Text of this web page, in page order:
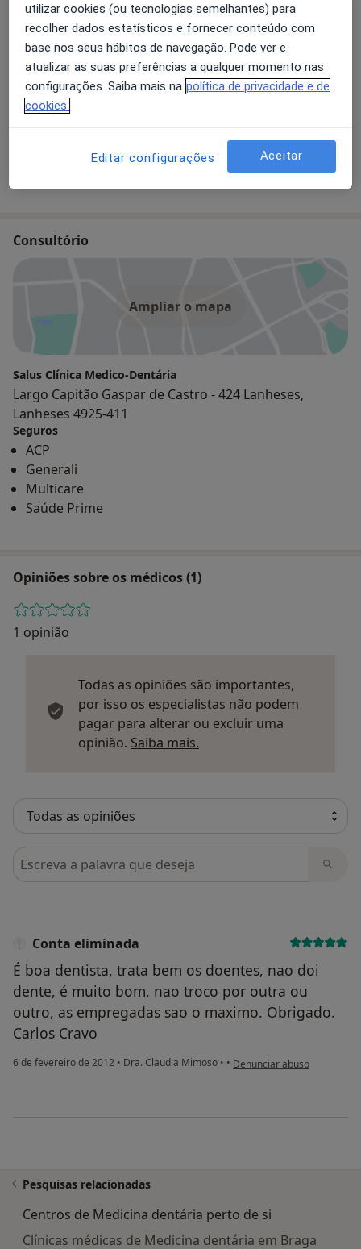
Especialistas
Dentista
Dentista
Consultório
Ampliar o mapa
Salus Clínica Medico-Dentária
Largo Capitão Gaspar de Castro - 424 Lanheses,
Lanheses 4925-411
Seguros
ACP
Generali
Multicare
Saúde Prime
Opiniões sobre os médicos (1)
1 opinião
Todas as opiniões são importantes,
por isso os especialistas não podem
pagar para alterar ou excluir uma
opinião. Saiba mais.
Pesquisar em opiniões
Conta eliminada
É boa dentista, trata bem os doentes, nao doi
dente, é muito bom, nao troco por outra ou
outro, as empregadas sao o maximo. Obrigado.
Carlos Cravo
6 de fevereiro de 2012 • Dra. Claudia Mimoso • • na opinião do utilizador
Denunciar abuso
Pesquisas relacionadas
Centros de Medicina dentária perto de si
Clínicas médicas de Medicina dentária em Braga
utilizar cookies (ou tecnologias semelhantes) para
recolher dados estatísticos e fornecer conteúdo com
base nos seus hábitos de navegação. Pode ver e
atualizar as suas preferências a qualquer momento nas
configurações. Saiba mais na política de privacidade e de
cookies.
Editar configurações Aceitar